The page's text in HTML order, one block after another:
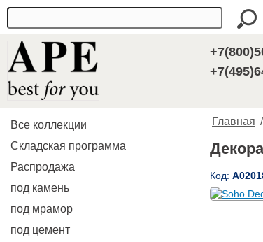
Все коллекции
Складская программа
Распродажа
под камень
под мрамор
под цемент
Главная /
Код: